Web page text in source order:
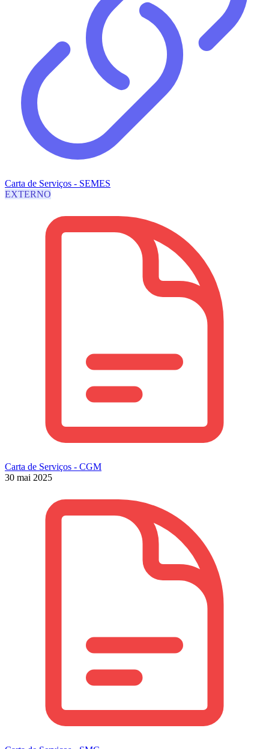
Carta de Serviços - SEMES
EXTERNO
Carta de Serviços - CGM
30 mai 2025